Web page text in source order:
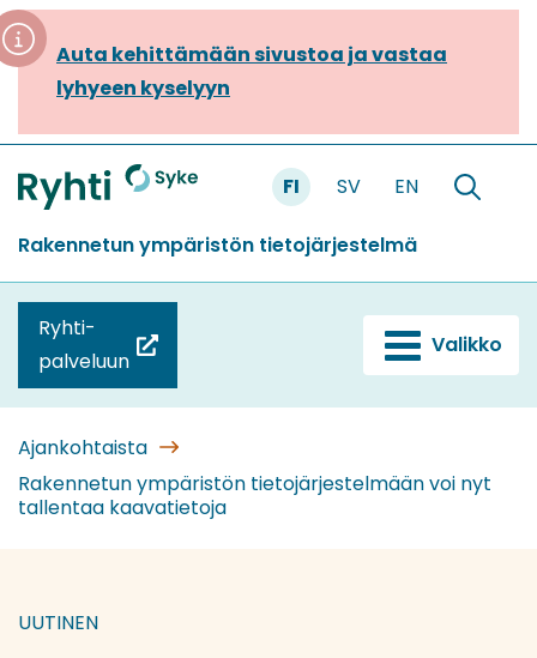
Siirry
sisältöönAuta kehittämään sivustoa ja vastaa
lyhyeen kyselyyn
Etusivu
FI SV EN
Hae
Rakennetun ympäristön tietojärjestelmä
Ryhti-
palveluun
(siirryt
toiseen
Valikko
Ajankohtaista
Rakennetun ympäristön tietojärjestelmään voi nyt
tallentaa kaavatietoja
UUTINEN